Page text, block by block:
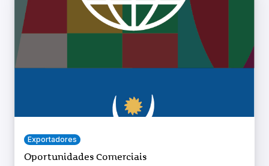
Exportadores
Oportunidades Comerciais